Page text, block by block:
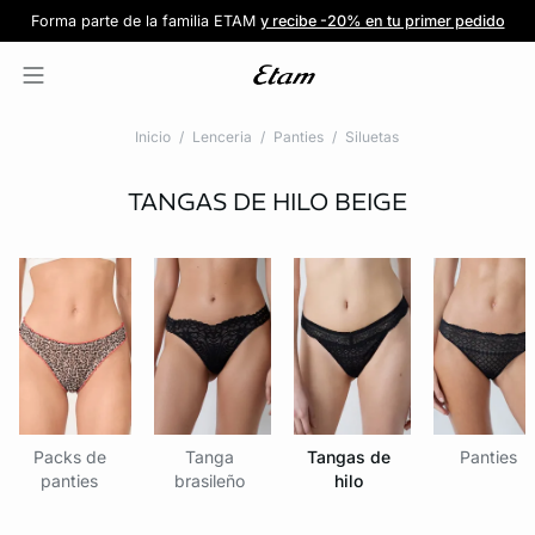
-20% en tu primera ordenal iniciar sesión
Beneficio exclusivo para clientes nuevos Únete a ETAM
Forma parte de la familia ETAM y recibe -20% en tu primer pedido
Envío gratisen compras de $1599
Inicio Lenceria Panties Siluetas
TANGAS DE HILO BEIGE
Packs de
panties
Tanga
brasileño
Tangas de
hilo
Panties